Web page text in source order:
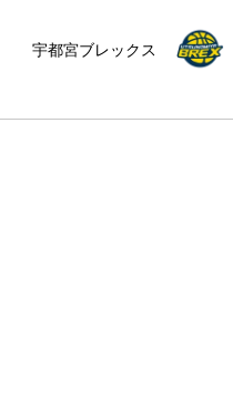
宇都宮ブレックス